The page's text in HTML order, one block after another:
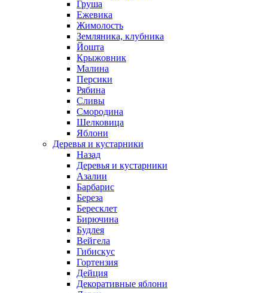
Груша
Ежевика
Жимолость
Земляника, клубника
Йошта
Крыжовник
Малина
Персики
Рябина
Сливы
Смородина
Шелковица
Яблони
Деревья и кустарники
Назад
Деревья и кустарники
Азалии
Барбарис
Береза
Бересклет
Бирючина
Будлея
Вейгела
Гибискус
Гортензия
Дейция
Декоративные яблони